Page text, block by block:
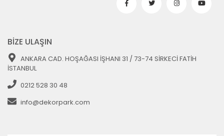
BİZE ULAŞIN
ANKARA CAD. HOŞAĞASI İŞHANI 31 / 73-74 SİRKECİ FATİH
İSTANBUL
0212 528 30 48
info@dekorpark.com